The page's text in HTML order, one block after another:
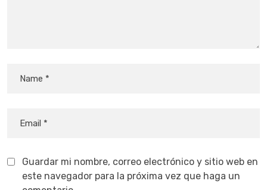
Guardar mi nombre, correo electrónico y sitio web en
este navegador para la próxima vez que haga un